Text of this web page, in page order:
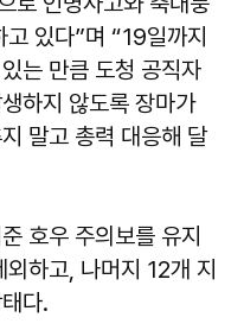
있다”며 “19일까지
는 만큼 도청 공직자
하지 않도록 장마가
말고 총력 대응해 달
호우 주의보를 유지
외하고, 나머지 12개 지
다.